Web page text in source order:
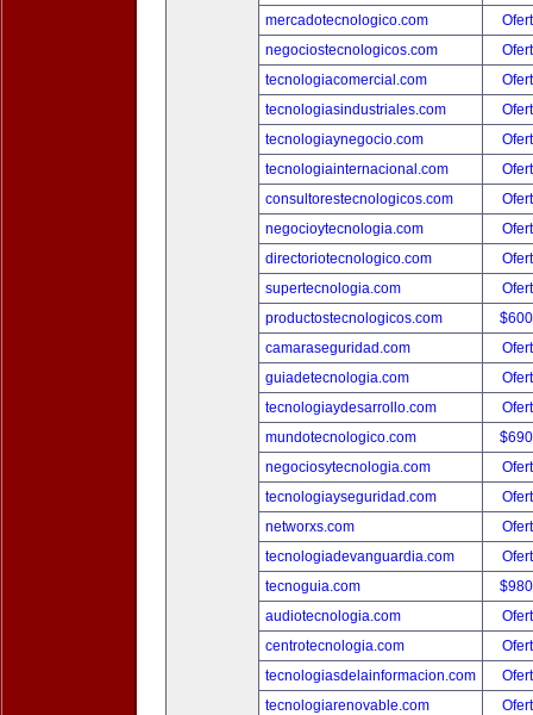
mercadotecnologico.com
negociostecnologicos.com
tecnologiacomercial.com
tecnologiasindustriales.com
tecnologiaynegocio.com
tecnologiainternacional.com
consultorestecnologicos.com
negocioytecnologia.com
directoriotecnologico.com
supertecnologia.com
productostecnologicos.com
camaraseguridad.com
guiadetecnologia.com
tecnologiaydesarrollo.com
mundotecnologico.com
negociosytecnologia.com
tecnologiayseguridad.com
networxs.com
tecnologiadevanguardia.com
tecnoguia.com
audiotecnologia.com
centrotecnologia.com
tecnologiasdelainformacion.com
tecnologiarenovable.com